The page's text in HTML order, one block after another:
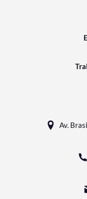
Av.